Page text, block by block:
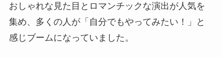
おしゃれな見た目とロマンチックな演出が人気を
集め、多くの人が「自分でもやってみたい！」と
感じブームになっていました。